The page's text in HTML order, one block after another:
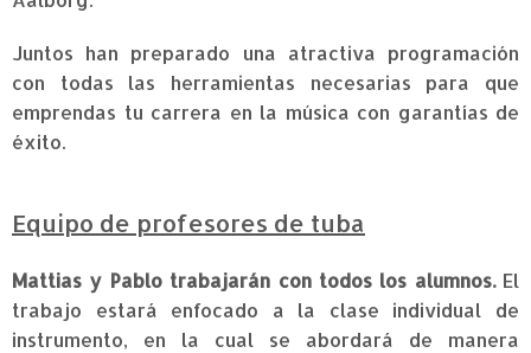
Juntos han preparado una atractiva programación
con todas las herramientas necesarias para que
emprendas tu carrera en la música con garantías de
éxito.
Equipo de profesores de tuba
Mattias y Pablo trabajarán con todos los alumnos.El
trabajo estará enfocado a la clase individual de
instrumento, en la cual se abordará de manera